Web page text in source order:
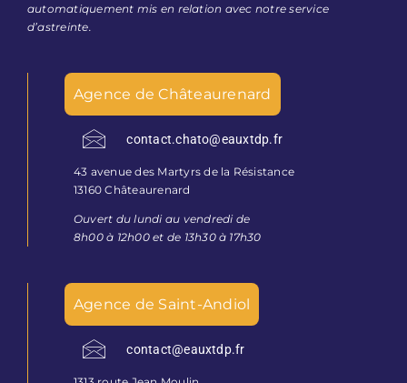
automatiquement mis en relation avec notre service
d’astreinte.
Agence de Châteaurenard
contact.chato@eauxtdp.fr
43 avenue des Martyrs de la Résistance
13160 Châteaurenard
Ouvert du lundi au vendredi de
8h00 à 12h00 et de 13h30 à 17h30
Agence de Saint-Andiol
contact@eauxtdp.fr